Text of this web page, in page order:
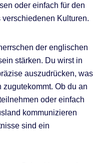
oder einfach für den
Kulturen.
der englischen
stärken. Du wirst in
auszudrücken, was
Ob du an
oder einfach
kommunizieren
sind ein